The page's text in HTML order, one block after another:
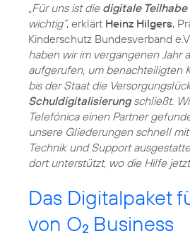
„Für uns ist die digitale
wichtig“, erklärt Heinz Hilgers,
Kinderschutz Bundesverband
haben wir im vergangenen Jahr
aufgerufen, um benachteiligten
bis der Staat die
Schuldigitalisierungschließt.
Telefónica einen Partner
unsere Gliederungen schnell
Technik und Support
dort unterstützt, wo die Hilfe
Das Digitalpaket
von O2 Business